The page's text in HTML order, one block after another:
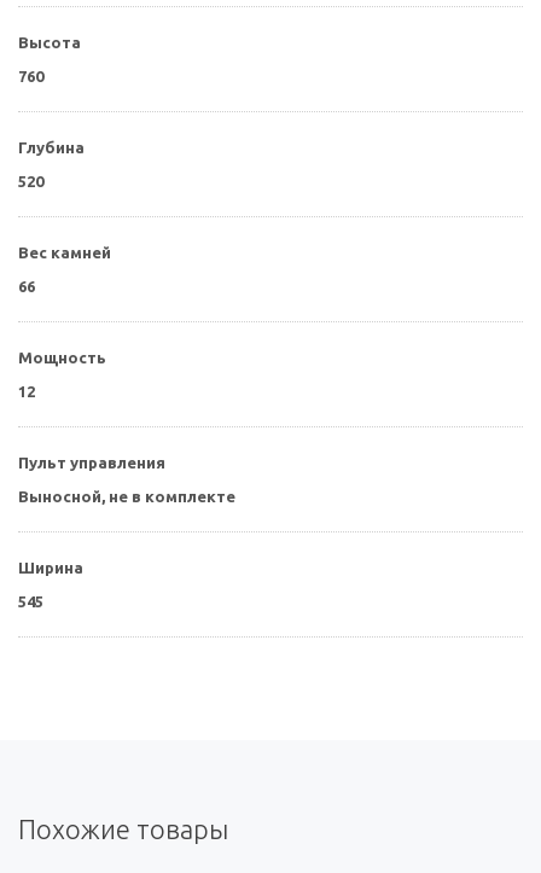
Высота
760
Глубина
520
Вес камней
66
Мощность
12
Пульт управления
Выносной, не в комплекте
Ширина
545
Похожие товары